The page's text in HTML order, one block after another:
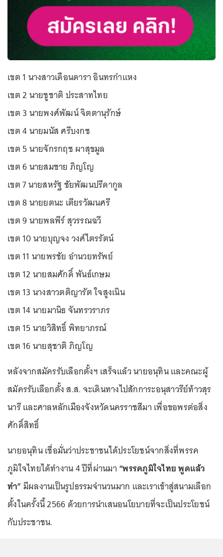
เขต 1 นางสาวเดือนดารา อินทรกำแหง
เขต 2 นายชูชาติ ประสาทไทย
เขต 3 นายพงศ์พัฒน์ จิตตานุรักษ์
เขต 4 นายมนัส ศรีบงกช
เขต 5 นายจักรกฤช ผาสุขมูล
เขต 6 นายสมชาย ภิญโญ
เขต 7 นายสหรัฐ ชัยพัฒนปรีดากูล
เขต 8 นายยตนะ เตียรวัฒนศรี
เขต 9 นายพลพีร์ สุวรรณฉวี
เขต 10 นายบุญจง วงศ์ไตรรัตน์
เขต 11 นายพรชัย อำนวยทรัพย์
เขต 12 นายสมศักดิ์ พันธ์เกษม
เขต 13 นางสาวตติญารัต ใจสูงเนิน
เขต 14 นายมานิธ จันทรวราภร
เขต 15 นายวิสิทธิ์ พิทยาภรณ์
เขต 16 นายสุชาติ ภิญโญ
หลังจากสมัครรับเลือกตั้งฯ เสร็จแล้ว นายอนุทิน และคณะผู้
สมัครรับเลือกตั้ง ส.ส. จะเดินทางไปสักการะอนุสาวรีย์ท้าวสุร
นารี และศาลหลักเมืองจังหวัดนครราชสีมา เพื่อขอพรต่อสิ่ง
ศักดิ์สิทธิ์
นายอนุทิน เชื่อมั่นว่าประชาชนได้ประโยชน์จากสิ่งที่พรรค
ภูมิใจไทยได้ทำงาน 4 ปีที่ผ่านมา “พรรคภูมิใจไทย พูดแล้ว
ทำ” มีผลงานเป็นรูปธรรมจำนวนมาก และเราเข้าสู่สนามเลือก
ตั้งในครั้งนี้ 2566 ด้วยการนำเสนอนโยบายที่จะเป็นประโยชน์
กับประชาชน.